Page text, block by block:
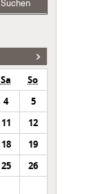
Suchen
Sa
So
4
5
11
12
18
19
25
26